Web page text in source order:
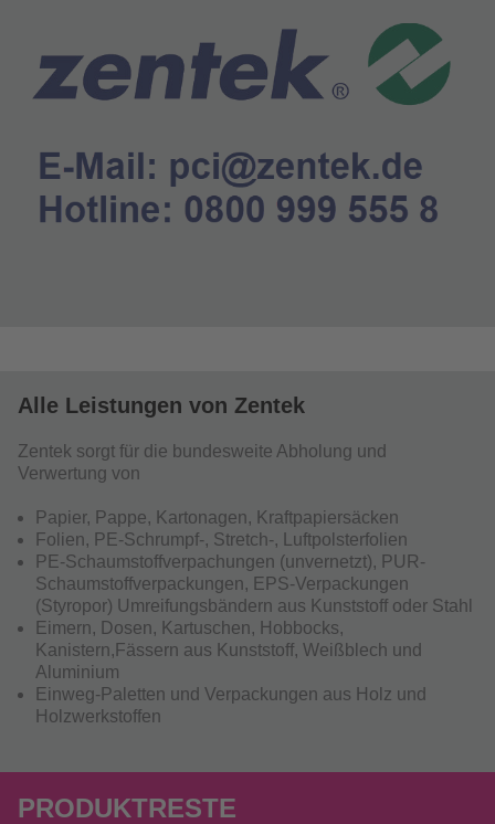
Alle Leistungen von Zentek
Zentek sorgt für die bundesweite Abholung und
Verwertung von
Papier, Pappe, Kartonagen, Kraftpapiersäcken
Folien, PE-Schrumpf-, Stretch-, Luftpolsterfolien
PE-Schaumstoffverpachungen (unvernetzt), PUR-
Schaumstoffverpackungen, EPS-Verpackungen
(Styropor) Umreifungsbändern aus Kunststoff oder Stahl
Eimern, Dosen, Kartuschen, Hobbocks,
Kanistern,Fässern aus Kunststoff, Weißblech und
Aluminium
Einweg-Paletten und Verpackungen aus Holz und
Holzwerkstoffen
PRODUKTRESTE